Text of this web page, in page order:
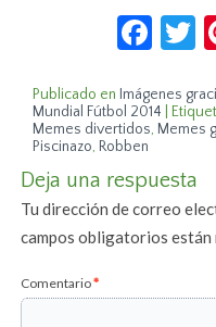
Publicado en Imágenes
Mundial Fútbol 2014
Memes divertidos, Memes
Piscinazo, Robben
Deja una respuesta
Tu dirección de correo
campos obligatorios
Comentario*